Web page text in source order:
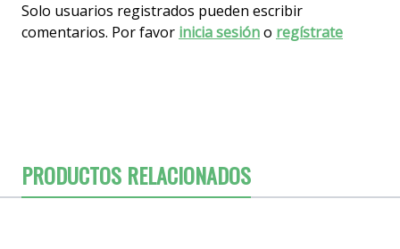
Solo usuarios registrados pueden escribir
comentarios. Por favor inicia sesióno regístrate
PRODUCTOS RELACIONADOS